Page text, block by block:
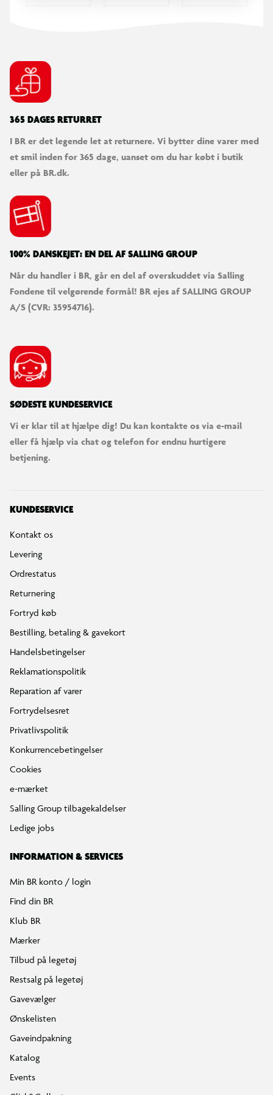
LEGO® Animal Crossing™ Bunnie laver
udendørs aktiviteter
Hjælp Bunnie med at passere floden ved hjælp af en springstang.
Karakter fra videospillene
Indeholder en minifigur af Bunnie.
365 DAGES RETURRET
I BR er det legende let at returnere. Vi bytter dine varer med
et smil inden for 365 dage, uanset om du har købt i butik
eller på BR.dk.
100% DANSKEJET: EN DEL AF SALLING GROUP
Når du handler i BR, går en del af overskuddet via Salling
A/S (CVR: 35954716).
SØDESTE KUNDESERVICE
Vi er klar til at hjælpe dig! Du kan kontakte os via e-mail
KUNDESERVICE
Kontakt os
Levering
Ordrestatus
Returnering
Fortryd køb
Bestilling, betaling & gavekort
Handelsbetingelser
Reklamationspolitik
Reparation af varer
Fortrydelsesret
Privatlivspolitik
Konkurrencebetingelser
Cookies
e-mærket
INFORMATION & SERVICES
Min BR konto / login
Find din BR
Klub BR
Mærker
Tilbud på legetøj
Restsalg på legetøj
Gavevælger
Ønskelisten
Gaveindpakning